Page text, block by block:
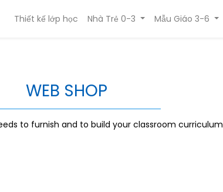
Thiết kế lớp học Nhà Trẻ 0-3 Mẫu Giáo 3-6
WEB SHOP
to furnish and to build your classroom curriculum